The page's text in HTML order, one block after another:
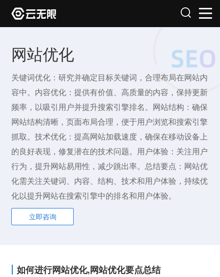
网站优化
关键词优化：研究并确定目标关键词，合理布局在网站内
容中。内容优化：提供有价值、高质量的内容，保持更新
频率，以吸引用户并提升搜索引擎排名。网站结构：确保
网站结构清晰，页面布局合理，便于用户浏览和搜索引擎
抓取。技术优化：提高网站加载速度，确保在移动设备上
的良好表现，修复潜在的技术问题。用户体验：关注用户
行为，提升网站易用性，减少跳出率。总结要点：网站优
化需关注关键词、内容、结构、技术和用户体验，持续优
化以提升网站在搜索引擎中的排名和用户体验。
立即咨询
如何进行网站优化,网站优化要点总结